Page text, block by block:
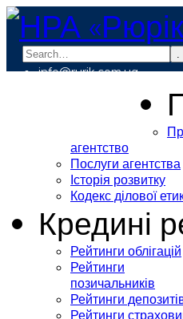
.
info@rurik.com.ua
агентство
Послуги агентства
Історія розвитку
Кодекс ділової
Кредині
Рейтинги облігацій
Рейтинги
позичальників
Рейтинги
Рейтинги